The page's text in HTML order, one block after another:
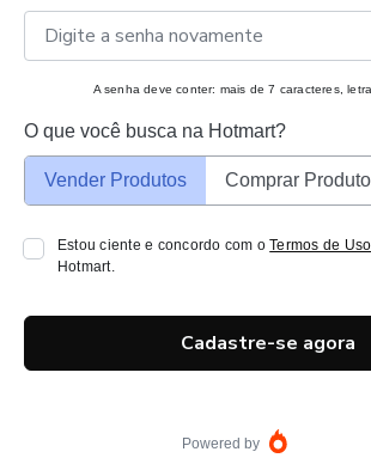
A senha deve conter: mais de 7 caracteres,
O que você busca na Hotmart?
Vender Produtos Comprar
Estou ciente e concordo com oTermos de Uso
Hotmart.
Cadastre-se agora
Powered by